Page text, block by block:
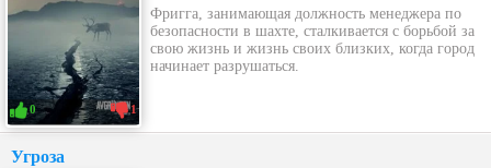
0 1
Фригга, занимающая должность менеджера по
безопасности в шахте, сталкивается с борьбой за
свою жизнь и жизнь своих близких, когда город
начинает разрушаться.
Угроза